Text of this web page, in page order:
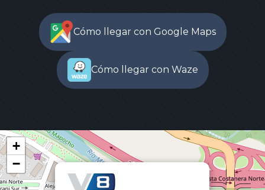
Cómo llegar con Google Maps
Cómo llegar con Waze
+
−